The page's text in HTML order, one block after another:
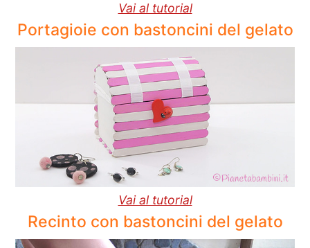
Vai al tutorial
Portagioie con bastoncini del gelato
Vai al tutorial
Recinto con bastoncini del gelato